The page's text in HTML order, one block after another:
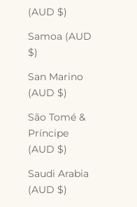
(AUD $)
Samoa (AUD
$)
San Marino
(AUD $)
São Tomé &
Príncipe
(AUD $)
Saudi Arabia
(AUD $)